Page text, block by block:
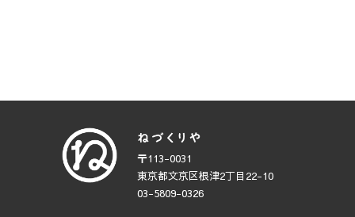
〒113-0031
東京都文京区根津2丁目22-10
03-5809-0326